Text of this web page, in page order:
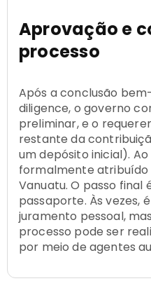
Aprovação e
processo
Após a conclusão
diligence, o governo
preliminar, e o
restante da
um depósito inicial).
formalmente atribuído
Vanuatu. O passo final
passaporte. Às vezes,
juramento pessoal,
processo pode ser
por meio de agentes